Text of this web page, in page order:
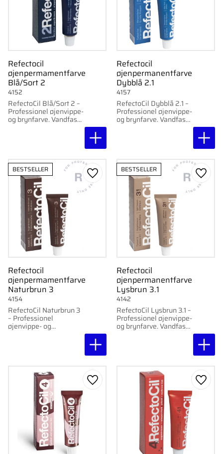
Refectocil
øjenpermamentfarve
Blå/Sort 2
RefectoCil Blå/Sort 2 –
Professionel øjenvippe-
og brynfarve. Vandfast,
4152
Refectocil
øjenpermanentfarve
Dybblå 2.1
RefectoCil Dybblå 2.1 –
Professionel øjenvippe-
og brynfarve. Vandfast,
4157
Refectocil
øjenpermamentfarve
Naturbrun 3
RefectoCil Naturbrun 3
– Professionel
øjenvippe- og
4154
BESTSELLER
Gem som favorit
Refectocil
øjenpermanentfarve
Lysbrun 3.1
RefectoCil Lysbrun 3.1 –
Professionel øjenvippe-
og brynfarve. Vandfast,
4142
BESTSELLER
Gem
Gem som favorit Gem